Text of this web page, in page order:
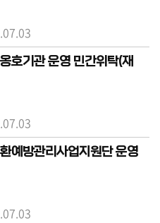
호기관 운영 민간위탁(재
예방관리사업지원단 운영